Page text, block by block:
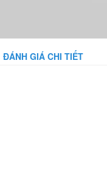
ĐÁNH GIÁ CHI TIẾT